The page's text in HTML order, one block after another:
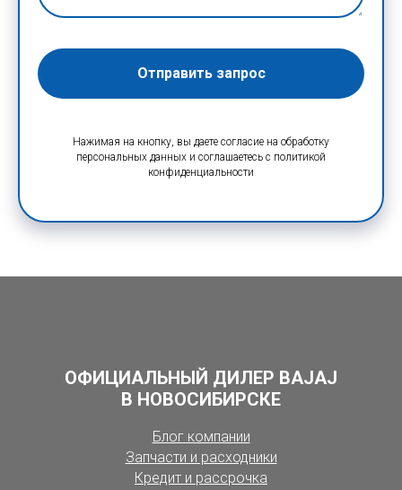
Отправить запрос
Нажимая на кнопку, вы даете согласие на обработку
персональных данных и соглашаетесь c политикой
конфиденциальности
ОФИЦИАЛЬНЫЙ ДИЛЕР BAJAJ
В НОВОСИБИРСКЕ
Блог компании
Запчасти и расходники
Кредит и рассрочка